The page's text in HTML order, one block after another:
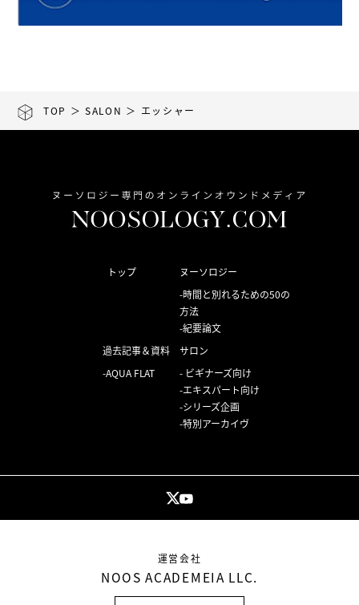
TOP ＞SALON ＞ エッシャー
トップ
ヌーソロジー
時間と別れるための50の
方法
紀要論文
過去記事＆資料
AQUA FLAT
サロン
ビギナーズ向け
エキスパート向け
シリーズ企画
特別アーカイヴ
運営会社
NOOS ACADEMEIA LLC.